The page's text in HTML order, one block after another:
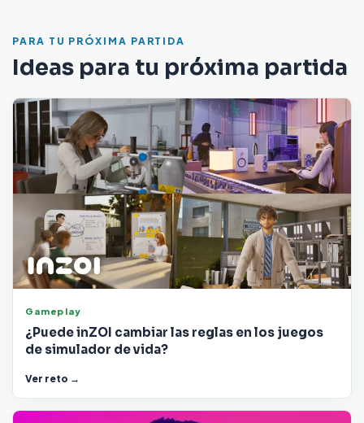
PARA TU PRÓXIMA PARTIDA
Ideas para tu próxima partida
Gameplay
¿Puede inZOI cambiar las reglas en los juegos
de simulador de vida?
Ver reto →